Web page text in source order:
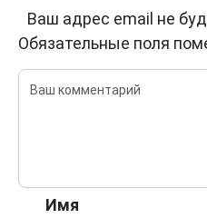
Ваш адрес email не
Обязательные поля
Имя